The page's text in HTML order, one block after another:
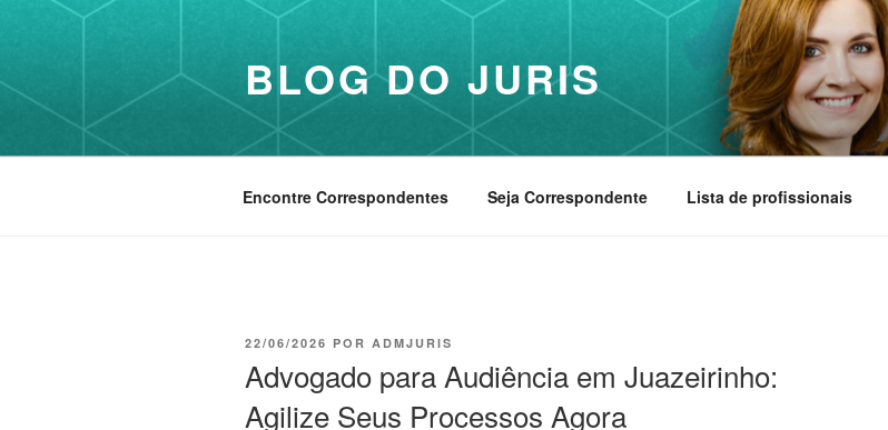
conteúdo
BLOG DO JURIS
Encontre Correspondentes Seja Correspondente Lista de profissionais
PUBLICADO
22/06/2026 POR ADMJURIS
Advogado para Audiência em Juazeirinho:
Agilize Seus Processos Agora